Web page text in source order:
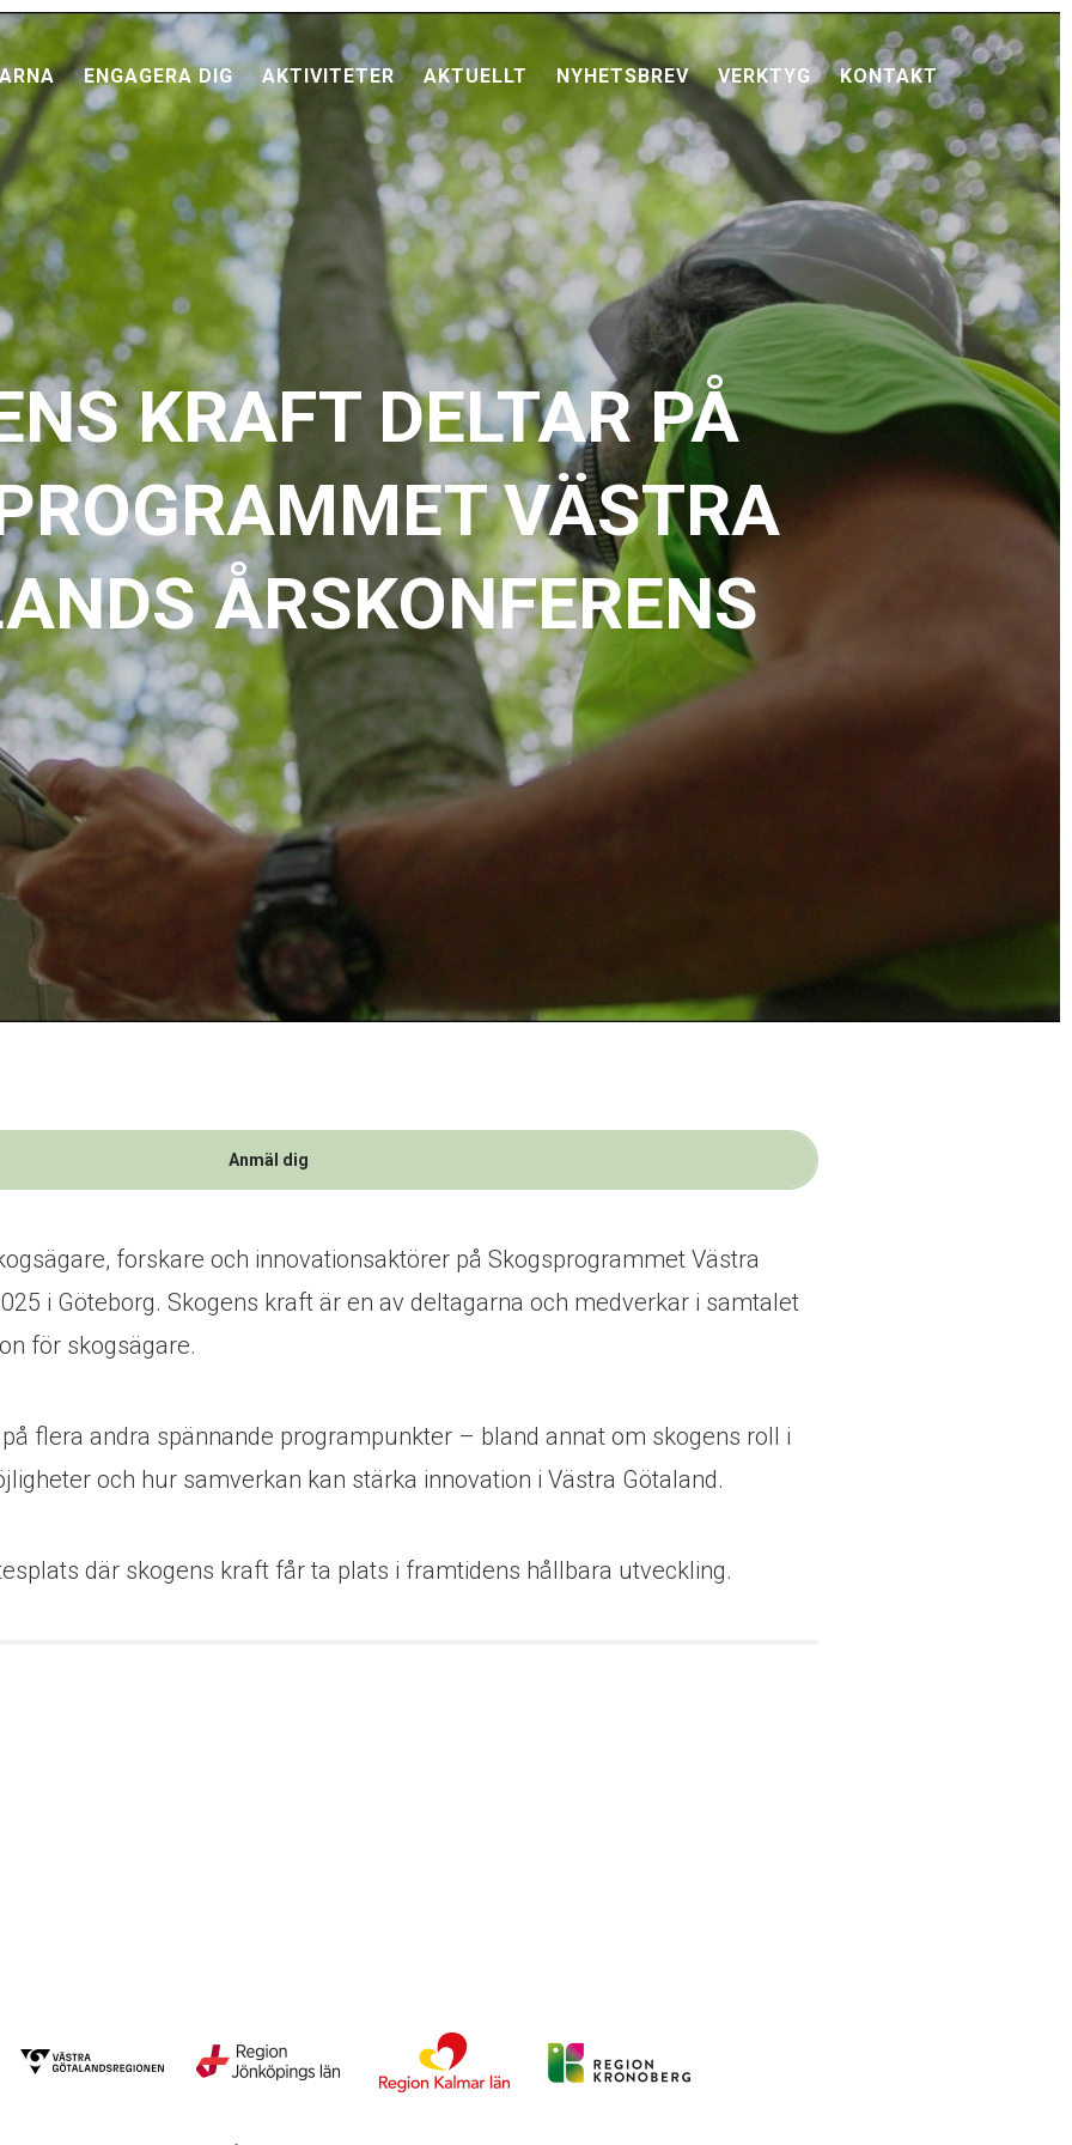
ENGAGERA DIG AKTIVITETER AKTUELLT NYHETSBREV VERKTYG KONTAKT
KRAFT DELTAR PÅ
VÄSTRA
ÅRSKONFERENS
Anmäl dig
forskare och innovationsaktörer på Skogsprogrammet Västra
i Göteborg. Skogens kraft är en av deltagarna och medverkar i samtalet
för skogsägare.
flera andra spännande programpunkter – bland annat om skogens roll i
och hur samverkan kan stärka innovation i Västra Götaland.
där skogens kraft får ta plats i framtidens hållbara utveckling.